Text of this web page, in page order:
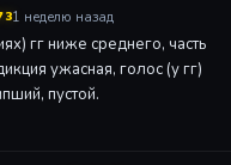
1 неделю назад
гг ниже среднего, часть
ужасная, голос (у гг)
пустой.